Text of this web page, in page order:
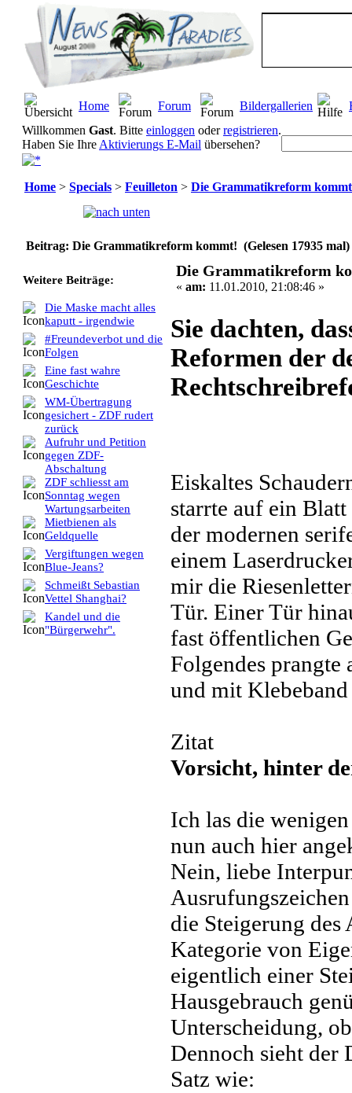
Home Forum Bildergallerien
Willkommen Gast. Bitte einloggen oderregistrieren.
Haben Sie Ihre Aktivierungs E-Mail übersehen?
Home > Specials > Feuilleton > Die Grammatikreform
Beitrag: Die Grammatikreform kommt! (Gelesen 17935 mal)
Weitere Beiträge:
Die Maske macht alles
kaputt - irgendwie
#Freundeverbot und die
Folgen
Eine fast wahre
Geschichte
WM-Übertragung
gesichert - ZDF rudert
zurück
Aufruhr und Petition
gegen ZDF-
Abschaltung
ZDF schliesst am
Sonntag wegen
Wartungsarbeiten
Mietbienen als
Geldquelle
Vergiftungen wegen
Blue-Jeans?
Schmeißt Sebastian
Vettel Shanghai?
Kandel und die
"Bürgerwehr".
Die Grammatikreform
« am: 11.01.2010, 21:08:46 »
Sie dachten,
Reformen der
Eiskaltes
starrte auf ein
der modernen
einem
mir die
Tür. Einer Tür
fast öffentlichen
Folgendes
und mit
Zitat
Vorsicht, hinter
Ich las die
nun auch hier
Nein, liebe
die Steigerung
Kategorie von
eigentlich einer
Hausgebrauch
Unterscheidung,
Dennoch sieht der
Satz wie: